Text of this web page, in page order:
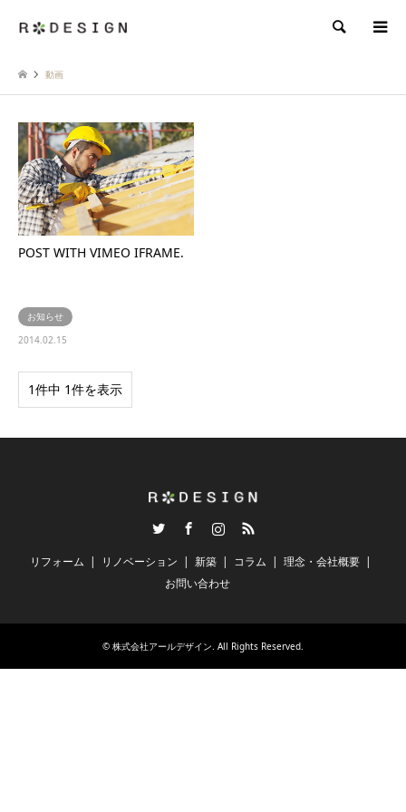
検索
動画
POST WITH VIMEO IFRAME.
お知らせ
2014.02.15
1件中 1件を表示
InstagramRSS
リフォーム リノベーション 新築 コラム
理念・会社概要
お問い合わせ
© 株式会社アールデザイン . All Rights Reserved.